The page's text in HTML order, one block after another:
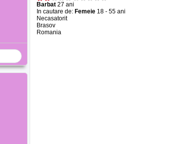
Barbat 27 ani
In cautare de: Femeie 18 - 55 ani
Necasatorit
Brasov
Romania